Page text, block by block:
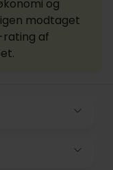
og
modtaget
af